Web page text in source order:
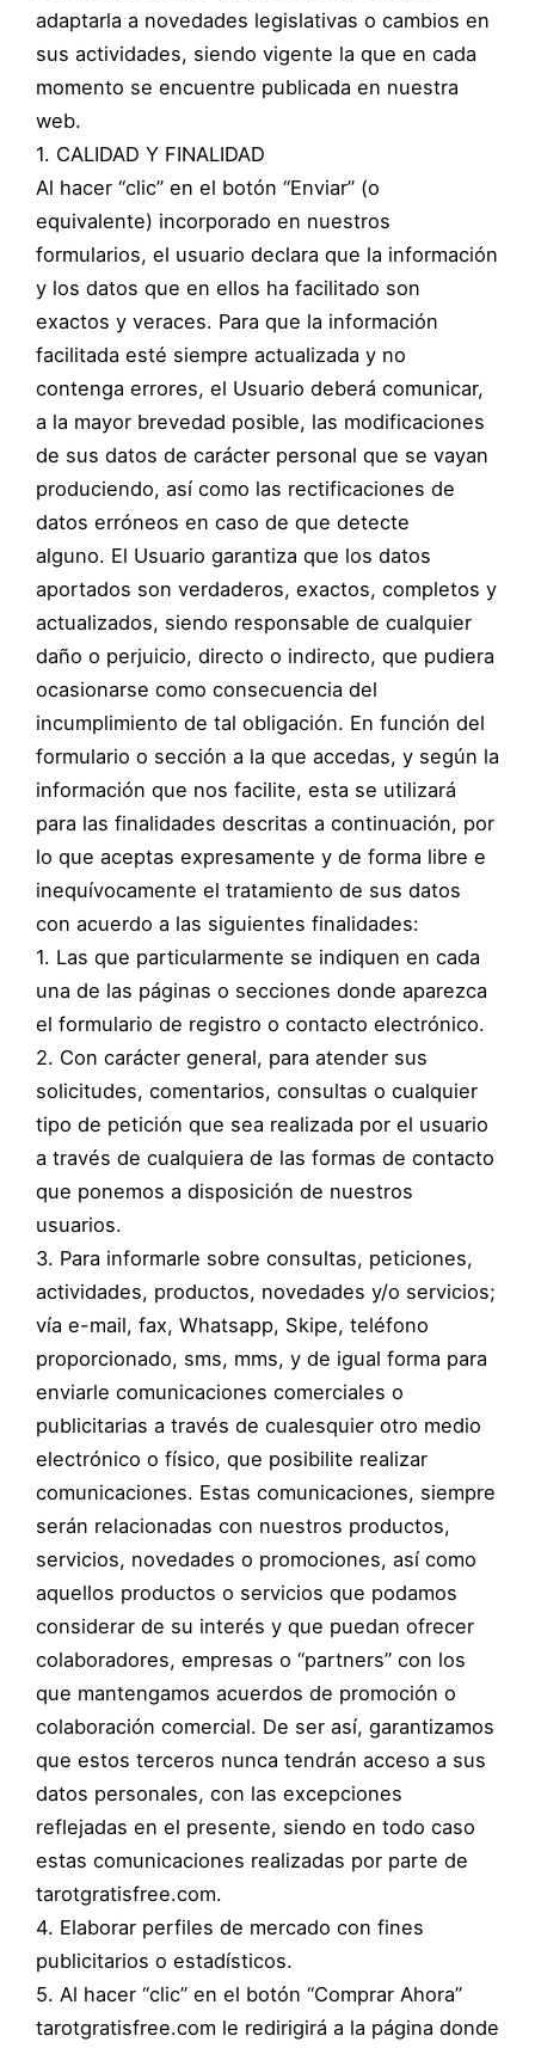
adaptarla a novedades legislativas o cambios en
sus actividades, siendo vigente la que en cada
momento se encuentre publicada en nuestra
web.
1. CALIDAD Y FINALIDAD
Al hacer “clic” en el botón “Enviar” (o
equivalente) incorporado en nuestros
formularios, el usuario declara que la información
y los datos que en ellos ha facilitado son
exactos y veraces. Para que la información
facilitada esté siempre actualizada y no
contenga errores, el Usuario deberá comunicar,
a la mayor brevedad posible, las modificaciones
de sus datos de carácter personal que se vayan
produciendo, así como las rectificaciones de
datos erróneos en caso de que detecte
alguno. El Usuario garantiza que los datos
aportados son verdaderos, exactos, completos y
actualizados, siendo responsable de cualquier
daño o perjuicio, directo o indirecto, que pudiera
ocasionarse como consecuencia del
incumplimiento de tal obligación. En función del
formulario o sección a la que accedas, y según la
información que nos facilite, esta se utilizará
para las finalidades descritas a continuación, por
lo que aceptas expresamente y de forma libre e
inequívocamente el tratamiento de sus datos
con acuerdo a las siguientes finalidades:
1. Las que particularmente se indiquen en cada
una de las páginas o secciones donde aparezca
el formulario de registro o contacto electrónico.
2. Con carácter general, para atender sus
solicitudes, comentarios, consultas o cualquier
tipo de petición que sea realizada por el usuario
a través de cualquiera de las formas de contacto
que ponemos a disposición de nuestros
usuarios.
3. Para informarle sobre consultas, peticiones,
actividades, productos, novedades y/o servicios;
vía e-mail, fax, Whatsapp, Skipe, teléfono
proporcionado, sms, mms, y de igual forma para
enviarle comunicaciones comerciales o
publicitarias a través de cualesquier otro medio
electrónico o físico, que posibilite realizar
comunicaciones. Estas comunicaciones, siempre
serán relacionadas con nuestros productos,
servicios, novedades o promociones, así como
aquellos productos o servicios que podamos
considerar de su interés y que puedan ofrecer
colaboradores, empresas o “partners” con los
que mantengamos acuerdos de promoción o
colaboración comercial. De ser así, garantizamos
que estos terceros nunca tendrán acceso a sus
datos personales, con las excepciones
reflejadas en el presente, siendo en todo caso
estas comunicaciones realizadas por parte de
tarotgratisfree.com.
4. Elaborar perfiles de mercado con fines
publicitarios o estadísticos.
5. Al hacer “clic” en el botón “Comprar Ahora”
tarotgratisfree.com le redirigirá a la página donde